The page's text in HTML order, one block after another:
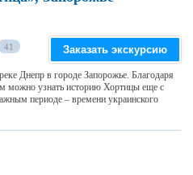
41 Заказать экскурсию
Днепр в городе Запорожье. Благодаря
можно узнать историю Хортицы еще с
периоде – времени украинского